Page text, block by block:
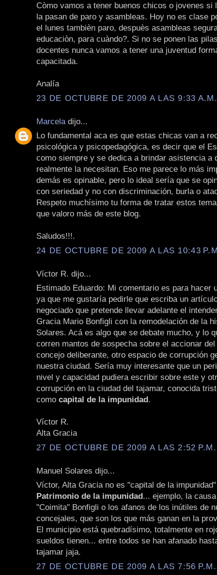
Còmo vamos a tener buenos chicos o jovenes si
la pasan de paro y asambleas. Hoy no es clase
el lunes tambièn paro, despuès asambleas
educaciòn, para cuàndo?. Si no se ponen las
docentes nunca vamos a tener una juventud
capacitada.
Analía
23 DE OCTUBRE DE 2009 A LAS 9:33
Marcela dijo...
Lo fundamental aca es que estas chicas van a
psicológica y psicopedagógica, es decir que el
como siempre y se dedica a brindar asistencia a
realmente la necesitan. Eso me parece lo más
demás es opinable, pero lo ideal sería que se
con seriedad y no con discriminación, burla o
Respeto muchísimo tu forma de tratar estos
que valoro más de este blog.
Saludos!!!.
24 DE OCTUBRE DE 2009 A LAS 10:43
Víctor R. dijo...
Estimado Eduardo: Mi comentario es para hacer
ya que me gustaría pedirle que escriba un
negociado que pretende llevar adelante el
Gracia Mario Bonfigli con la remodelación de la
Solares. Acá es algo que se debate mucho, y lo
corren mantos de sospecha sobre el accionar
concejo deliberante, otro espacio de corrupción
nuestra ciudad. Sería muy interesante que un
nivel y capacidad pudiera escribir sobre este y
corrupción en la ciudad del tajamar, conocida
como capital de la impunidad.
Víctor R.
Alta Gracia
27 DE OCTUBRE DE 2009 A LAS 2:52 P.M.
Manuel Solares dijo...
Víctor, Alta Gracia no es "capital de la
Patrimonio de la impunidad... ejemplo, la
"Coimita" Bonfigli o los afanos de los inútiles de
concejales, que son los que más ganan en la
El municipio está quebradísimo, totalmente en
sueldos tienen... entre todos se han afanado
tajamar jaja.
27 DE OCTUBRE DE 2009 A LAS 7:56 P.M.